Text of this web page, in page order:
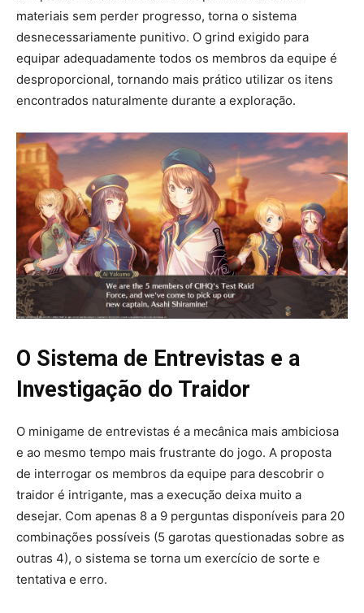
materiais sem perder progresso, torna o sistema
desnecessariamente punitivo. O grind exigido para
equipar adequadamente todos os membros da equipe é
desproporcional, tornando mais prático utilizar os itens
encontrados naturalmente durante a exploração.
O Sistema de Entrevistas e a
Investigação do Traidor
O minigame de entrevistas é a mecânica mais ambiciosa
e ao mesmo tempo mais frustrante do jogo. A proposta
de interrogar os membros da equipe para descobrir o
traidor é intrigante, mas a execução deixa muito a
desejar. Com apenas 8 a 9 perguntas disponíveis para 20
combinações possíveis (5 garotas questionadas sobre as
outras 4), o sistema se torna um exercício de sorte e
tentativa e erro.